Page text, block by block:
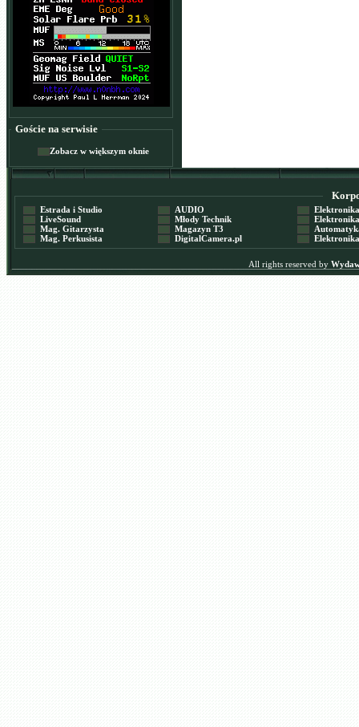
Goście na serwisie
Zobacz w większym oknie
Estrada i Studio
LiveSound
Mag. Gitarzysta
Mag. Perkusista
AUDIO
Młody Technik
Magazyn T3
DigitalCamera.pl
Elektronika
Elektronika
Automatyka
Elektronika
All rights reserved by